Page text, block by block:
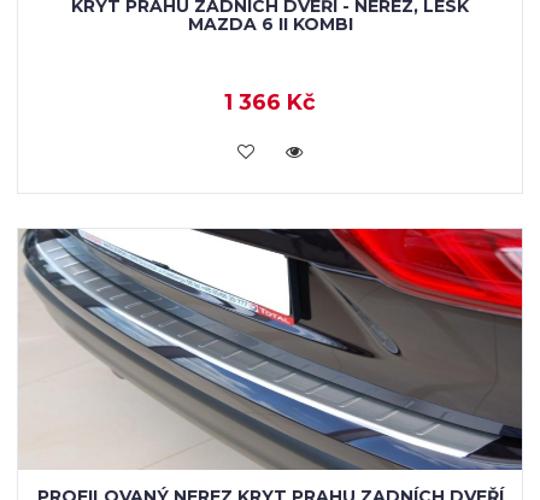
KRYT PRAHU ZADNÍCH DVEŘÍ - NEREZ, LESK
MAZDA 6 II KOMBI
1 366 Kč
KOUPIT